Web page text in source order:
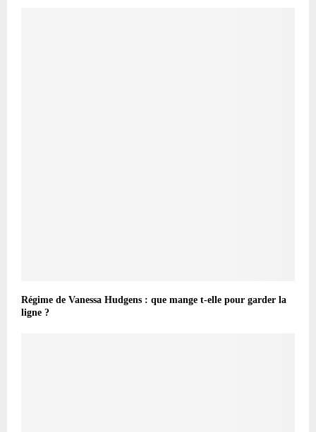
Régime de Vanessa Hudgens : que mange t-elle pour garder la
ligne ?